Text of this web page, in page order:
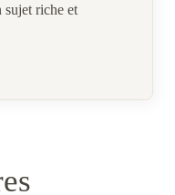
sujet riche et